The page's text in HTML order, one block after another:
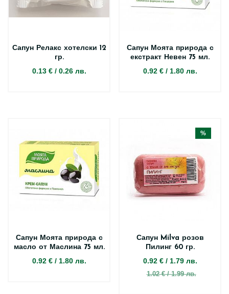
Сапун Релакс хотелски 12
гр.
0.13 €/ 0.26 лв.
Сапун Моята природа с
екстракт Невен 75 мл.
0.92 €/ 1.80 лв.
Сапун Моята природа с
масло от Маслина 75 мл.
0.92 €/ 1.80 лв.
%
Сапун Milva розов
Пилинг 60 гр.
0.92 €/ 1.79 лв.
1.02 € / 1.99 лв.